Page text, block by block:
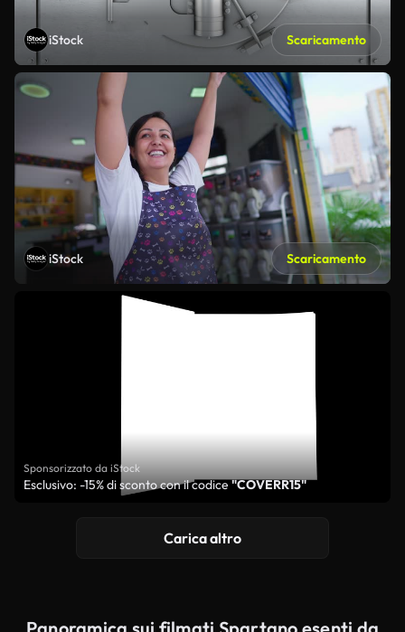
iStock Scaricamento
iStock Scaricamento
Sponsorizzato da iStock
Esclusivo: -15% di sconto con il codice"COVERR15"
Carica altro